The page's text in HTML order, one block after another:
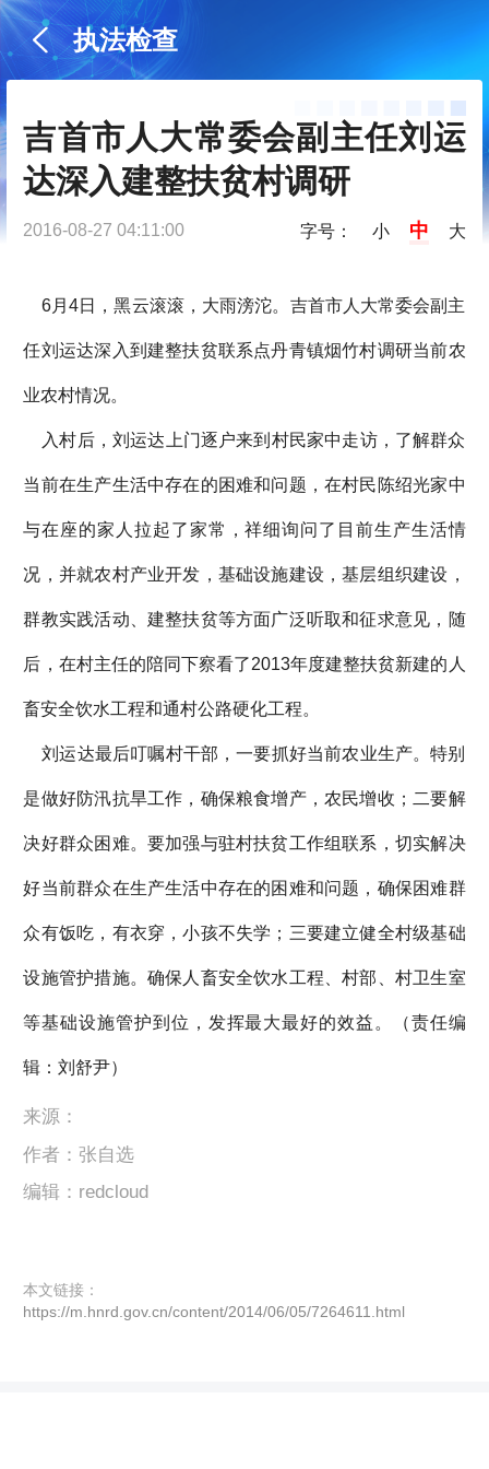
执法检查
吉首市人大常委会副主任刘运
达深入建整扶贫村调研
2016-08-27 04:11:00 字号： 小 中 大
6月4日，黑云滚滚，大雨滂沱。吉首市人大常委会副主
任刘运达深入到建整扶贫联系点丹青镇烟竹村调研当前农
业农村情况。
入村后，刘运达上门逐户来到村民家中走访，了解群众
当前在生产生活中存在的困难和问题，在村民陈绍光家中
与在座的家人拉起了家常，祥细询问了目前生产生活情
况，并就农村产业开发，基础设施建设，基层组织建设，
群教实践活动、建整扶贫等方面广泛听取和征求意见，随
后，在村主任的陪同下察看了2013年度建整扶贫新建的人
畜安全饮水工程和通村公路硬化工程。
刘运达最后叮嘱村干部，一要抓好当前农业生产。特别
是做好防汛抗旱工作，确保粮食增产，农民增收；二要解
决好群众困难。要加强与驻村扶贫工作组联系，切实解决
好当前群众在生产生活中存在的困难和问题，确保困难群
众有饭吃，有衣穿，小孩不失学；三要建立健全村级基础
设施管护措施。确保人畜安全饮水工程、村部、村卫生室
等基础设施管护到位，发挥最大最好的效益。（责任编
辑：刘舒尹）
来源：
作者：张自选
编辑：redcloud
本文链接：
https://m.hnrd.gov.cn/content/2014/06/05/7264611.html